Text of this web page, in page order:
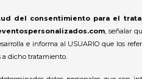
del consentimiento para el
, señalar
e informa al USUARIO que los
a dicho tratamiento.